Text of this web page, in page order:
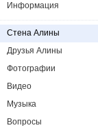
Информация
Стена Алины
Друзья Алины
Фотографии
Видео
Музыка
Вопросы